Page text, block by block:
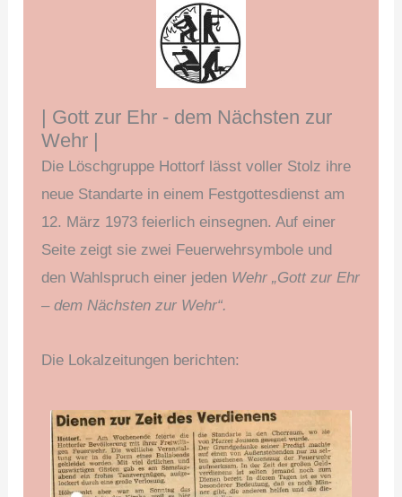
| Gott zur Ehr - dem Nächsten zur
Wehr |
Die Löschgruppe Hottorf lässt voller Stolz ihre
neue Standarte in einem Festgottesdienst am
12. März 1973 feierlich einsegnen. Auf einer
Seite zeigt sie zwei Feuerwehrsymbole und
den Wahlspruch einer jeden Wehr „Gott zur Ehr
– dem Nächsten zur Wehr“.
Die Lokalzeitungen berichten: